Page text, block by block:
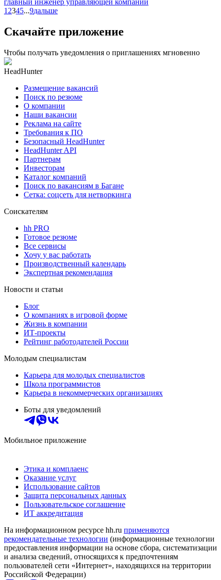
1 2345...9дальше
Скачайте приложение
Чтобы получать уведомления о приглашениях мгновенно
HeadHunter
Размещение вакансий
Поиск по резюме
О компании
Наши вакансии
Реклама на сайте
Требования к ПО
Безопасный HeadHunter
HeadHunter API
Партнерам
Инвесторам
Каталог компаний
Поиск по вакансиям в Багане
Сетка: соцсеть для нетворкинга
Соискателям
hh PRO
Готовое резюме
Все сервисы
Хочу у вас работать
Производственный календарь
Экспертная рекомендация
Новости и статьи
Блог
О компаниях в игровой форме
Жизнь в компании
ИТ-проекты
Рейтинг работодателей России
Молодым специалистам
Карьера для молодых специалистов
Школа программистов
Карьера в некоммерческих организациях
Боты для уведомлений
Мобильное приложение
Этика и комплаенс
Оказание услуг
Использование сайтов
Защита персональных данных
Пользовательское соглашение
ИТ аккредитация
На информационном ресурсе hh.ru применяются
рекомендательные технологии (информационные технологии
предоставления информации на основе сбора, систематизации
и анализа сведений, относящихся к предпочтениям
пользователей сети «Интернет», находящихся на территории
Российской Федерации)